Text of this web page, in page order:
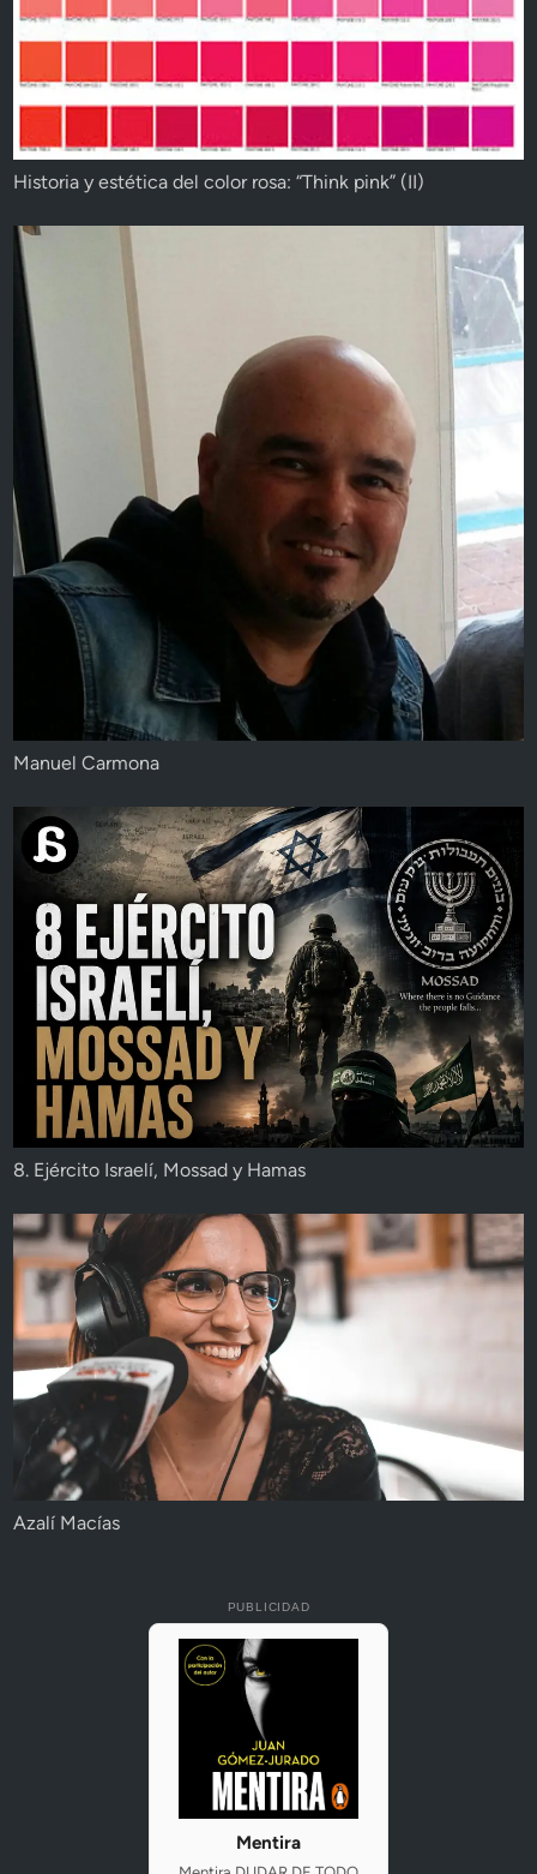
Historia y estética del color rosa: “Think pink” (II)
Manuel Carmona
8. Ejército Israelí, Mossad y Hamas
Azalí Macías
PUBLICIDAD
Mentira